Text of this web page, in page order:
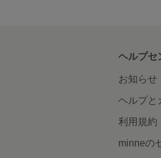
ヘルプセ
お知らせ
ヘルプと
利用規約
minneの